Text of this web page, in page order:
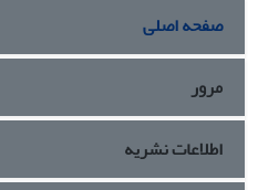
صفحه اصلی
مرور
اطلاعات نشریه